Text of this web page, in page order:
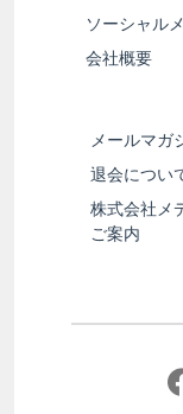
ソーシャル
会社概要
メールマガ
退会につい
株式会社メ
ご案内